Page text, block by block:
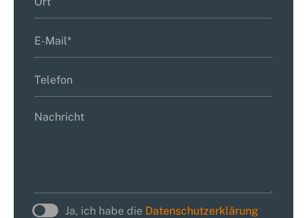
Ja, ich habe die Datenschutzerklärung